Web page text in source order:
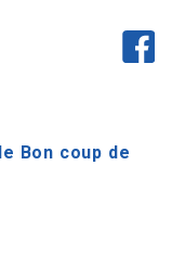
Bon coup de